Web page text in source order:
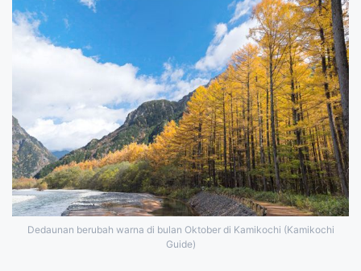
Dedaunan berubah warna di bulan Oktober di Kamikochi (Kamikochi
Guide)